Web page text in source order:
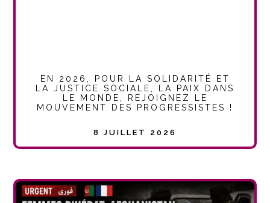
EN 2026, POUR LA SOLIDARITÉ ET
LA JUSTICE SOCIALE, LA PAIX DANS
LE MONDE, REJOIGNEZ LE
MOUVEMENT DES PROGRESSISTES !
8 JUILLET 2026